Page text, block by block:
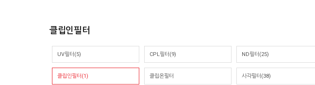
클립인필터
UV필터(5) CPL필터(9) ND필터(25)
클립인필터(1) 클립온필터 사각필터(38)